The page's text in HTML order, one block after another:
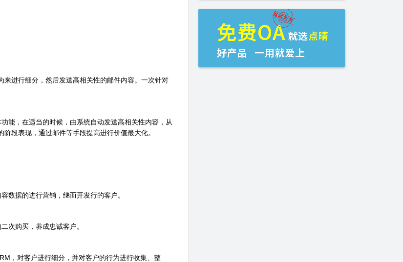
进行细分，然后发送高相关性的邮件内容。一次针对
能，在适当的时候，由系统自动发送高相关性内容，从
段表现，通过邮件等手段提高进行价值最大化。
数据的进行营销，继而开发行的客户。
次购买，养成忠诚客户。
，对客户进行细分，并对客户的行为进行收集、整